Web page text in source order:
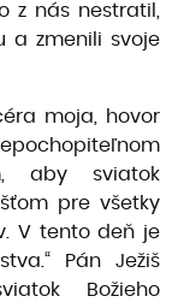
z nás nestratil,
a zmenili svoje
moja, hovor
aby sviatok
pre všetky
V tento deň je
Pán Ježiš
Božieho